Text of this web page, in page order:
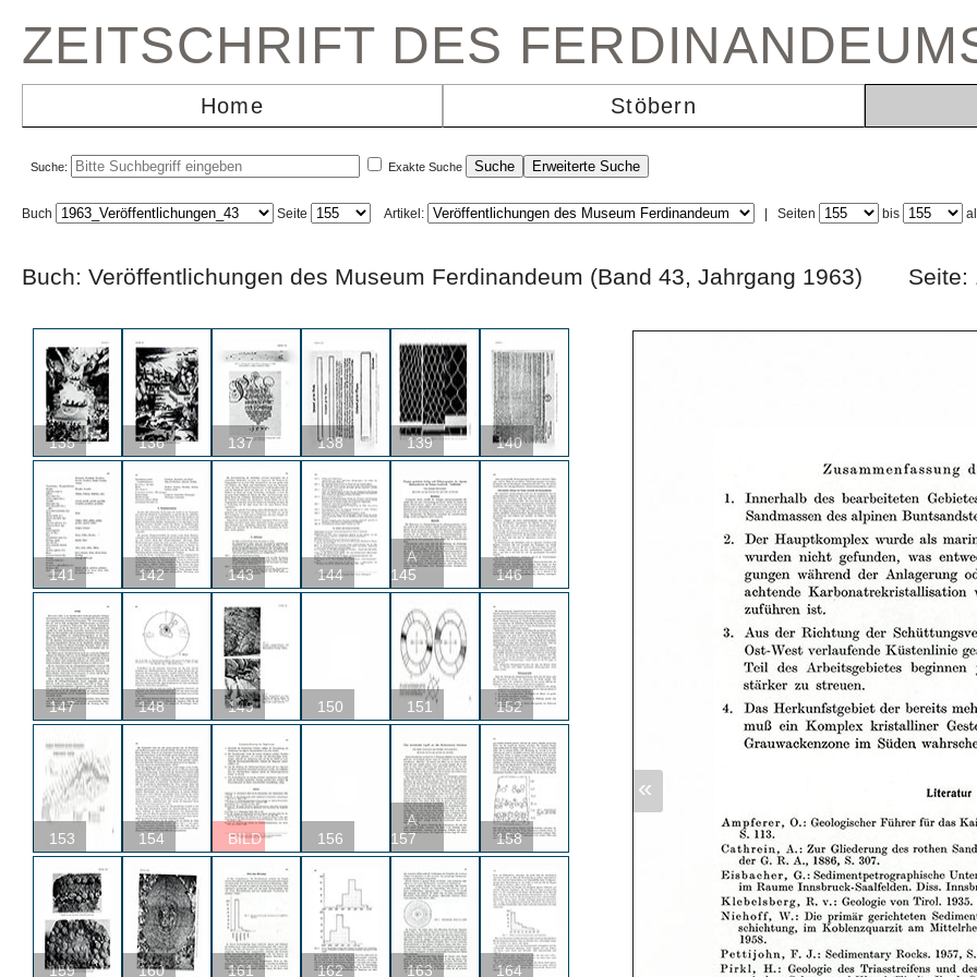
ZEITSCHRIFT DES
Home Stöbern
Suche: Exakte Suche
Buch Seite Artikel: Seiten bis
Buch: Veröffentlichungen des Museum Ferdinandeum (Band 43, Jahrgang 1963)
135 136 137 138 139 140
141 142 143 144
A
145
146
147 148 149 150 151 152
153 154 BILD 156
A
157
158
159 160 161 162 163 164
«